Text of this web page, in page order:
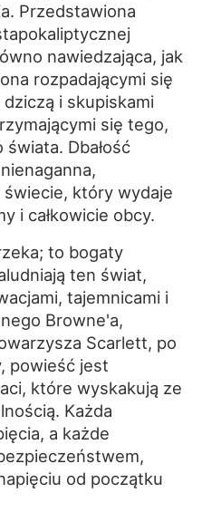
Przedstawiona
nawiedzająca, jak
rozpadającymi się
dziczą i skupiskami
się tego,
Dbałość
który wydaje
i całkowicie obcy.
to bogaty
ten świat,
tajemnicami i
Browne'a,
Scarlett, po
powieść jest
które wyskakują ze
Każda
a każde
od początku